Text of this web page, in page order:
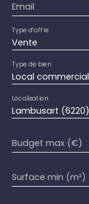
Email
Vente
Type d'offre
Local commercial
Type de bien
Lambusart (6220)
Localisation
Budget max (€)
Surface min (m²)